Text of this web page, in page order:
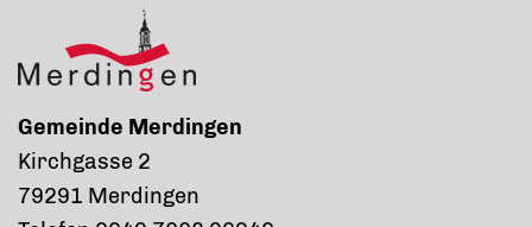
Gemeinde Merdingen
Kirchgasse 2
79291 Merdingen